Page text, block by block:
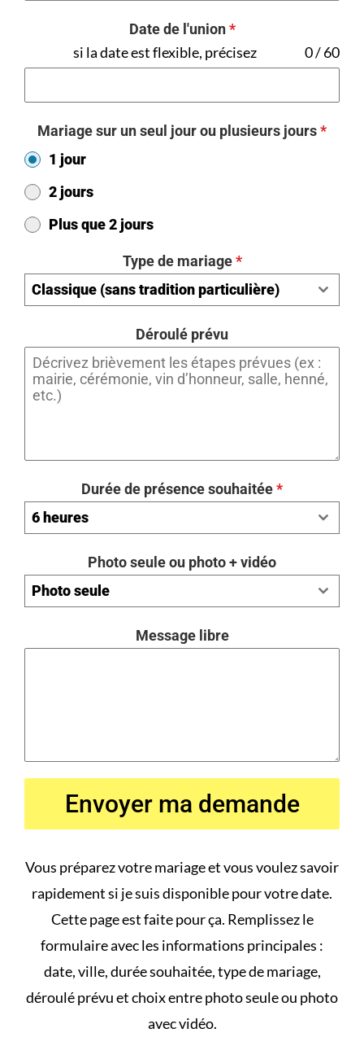
Date de l'union*
si la date est flexible, précisez 0 / 60
Mariage sur un seul jour ou plusieurs jours*
1 jour
2 jours
Plus que 2 jours
Type de mariage*
Classique (sans tradition particulière)
Déroulé prévu
Durée de présence souhaitée*
6 heures
Photo seule ou photo + vidéo
Photo seule
Message libre
Envoyer ma demande
Vous préparez votre mariage et vous voulez savoir
rapidement si je suis disponible pour votre date.
Cette page est faite pour ça. Remplissez le
formulaire avec les informations principales :
date, ville, durée souhaitée, type de mariage,
déroulé prévu et choix entre photo seule ou photo
avec vidéo.